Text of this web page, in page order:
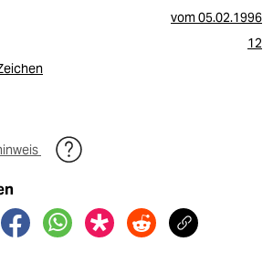
vom05.02.1996
12